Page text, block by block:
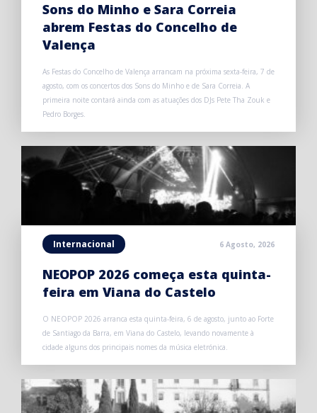
Sons do Minho e Sara Correia
abrem Festas do Concelho de
Valença
As Festas do Concelho de Valença arrancam na próxima sexta-feira, 7 de
agosto, com os concertos dos Sons do Minho e de Sara Correia. A
primeira noite contará ainda com as atuações dos DJs Pete Tha Zouk e
Pedro Borges.
Internacional 6 Agosto, 2026
NEOPOP 2026 começa esta quinta-
feira em Viana do Castelo
O NEOPOP 2026 arranca esta quinta-feira, 6 de agosto, junto ao Forte
de Santiago da Barra, em Viana do Castelo, levando novamente à
cidade alguns dos principais nomes da música eletrónica.